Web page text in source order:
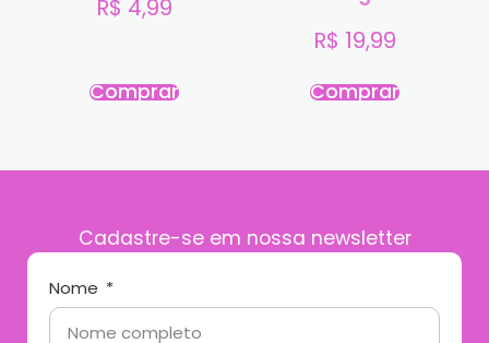
R$ 4,99
Comprar
R$ 19,99
Comprar
Cadastre-se em nossa newsletter
Nome